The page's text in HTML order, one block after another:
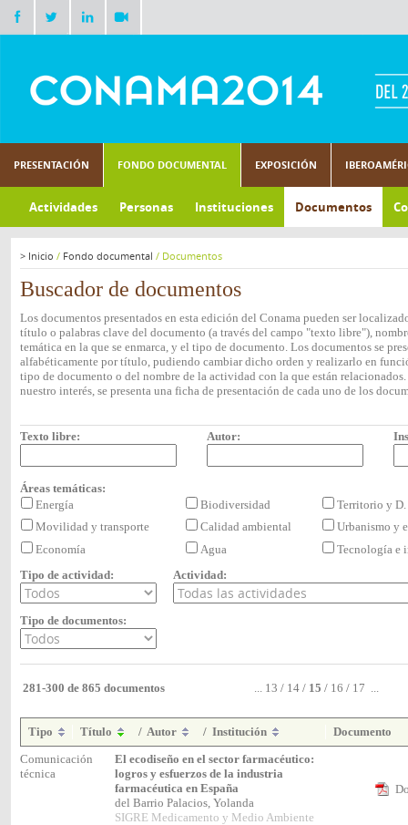
PRESENTACIÓN FONDO DOCUMENTAL EXPOSICIÓN
Actividades Personas Instituciones Documentos
> Inicio / Fondo documental / Documentos
Buscador de documentos
Los documentos presentados en esta edición del Conama pueden ser
título o palabras clave del documento (a través del campo "texto libre"),
temática en la que se enmarca, y el tipo de documento. Los documentos se
alfabéticamente por título, pudiendo cambiar dicho orden y realizarlo en
tipo de documento o del nombre de la actividad con la que están
nuestro interés, se presenta una ficha de presentación de cada uno de los
Texto libre: Autor:
Áreas temáticas:
Energía
Biodiversidad
Territorio y
Movilidad y transporte
Calidad ambiental
Urbanismo y
Economía
Agua
Tecnología
Tipo de actividad:
Actividad:
Tipo de documentos:
281-300 de 865 documentos ... 13 / 14 / 15 / 16 / 17 ...
Tipo Título / Autor / Institución
Documento
Comunicación
técnica
El ecodiseño en el sector farmacéutico:
logros y esfuerzos de la industria
farmacéutica en España
del Barrio Palacios, Yolanda
SIGRE Medicamento y Medio Ambiente